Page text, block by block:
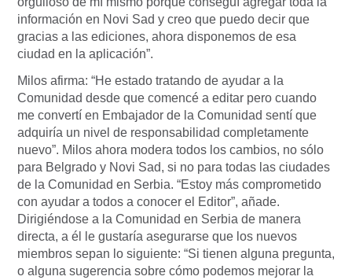
información en Novi Sad y creo que puedo decir que
gracias a las ediciones, ahora disponemos de esa
ciudad en la aplicación”.
Milos afirma: “He estado tratando de ayudar a la
Comunidad desde que comencé a editar pero cuando
me convertí en Embajador de la Comunidad sentí que
adquiría un nivel de responsabilidad completamente
nuevo”. Milos ahora modera todos los cambios, no sólo
para Belgrado y Novi Sad, si no para todas las ciudades
de la Comunidad en Serbia. “Estoy más comprometido
con ayudar a todos a conocer el Editor”, añade.
Dirigiéndose a la Comunidad en Serbia de manera
directa, a él le gustaría asegurarse que los nuevos
miembros sepan lo siguiente: “Si tienen alguna pregunta,
o alguna sugerencia sobre cómo podemos mejorar la